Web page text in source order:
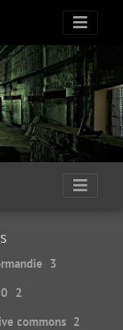
3
2
commons 2